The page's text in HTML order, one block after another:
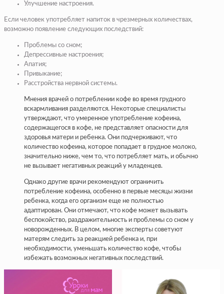
Улучшение настроения.
Если человек употребляет напиток в чрезмерных количествах,
возможно появление следующих последствий:
Проблемы со сном;
Депрессивные настроения;
Апатия;
Привыкание;
Расстройства нервной системы.
Мнения врачей о потреблении кофе во время грудного
вскармливания разделяются. Некоторые специалисты
утверждают, что умеренное употребление кофеина,
содержащегося в кофе, не представляет опасности для
здоровья матери и ребенка. Они подчеркивают, что
количество кофеина, которое попадает в грудное молоко,
значительно ниже, чем то, что потребляет мать, и обычно
не вызывает негативных реакций у младенцев.
Однако другие врачи рекомендуют ограничить
потребление кофеина, особенно в первые месяцы жизни
ребенка, когда его организм еще не полностью
адаптирован. Они отмечают, что кофе может вызывать
беспокойство, раздражительность и проблемы со сном у
новорожденных. В целом, многие эксперты советуют
матерям следить за реакцией ребенка и, при
необходимости, уменьшать количество кофе, чтобы
избежать возможных негативных последствий.